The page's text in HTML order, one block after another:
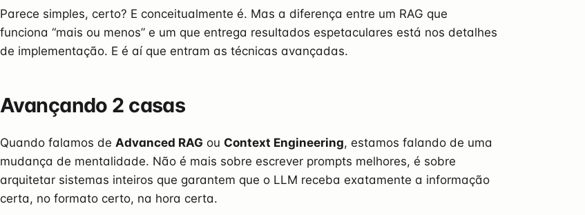
Parece simples, certo? E conceitualmente é. Mas a diferença entre um RAG que
funciona “mais ou menos” e um que entrega resultados espetaculares está nos detalhes
de implementação. E é aí que entram as técnicas avançadas.
Avançando 2 casas
Quando falamos de Advanced RAG ou Context Engineering, estamos falando de uma
mudança de mentalidade. Não é mais sobre escrever prompts melhores, é sobre
arquitetar sistemas inteiros que garantem que o LLM receba exatamente a informação
certa, no formato certo, na hora certa.